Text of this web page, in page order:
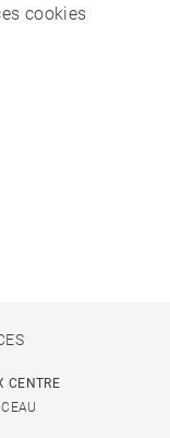
cookies
CENTRE